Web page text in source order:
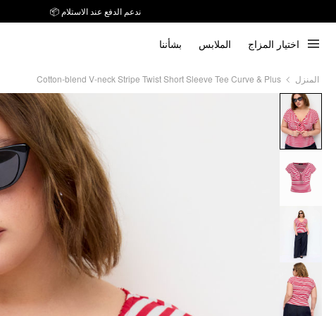
توصيل خلال 7 أيام إلى جميع دول الخليج
اختيار المزاج الملابس بشأننا
المنزل Cotton-blend V-neck Stripe Twist Short Sleeve Tee Curve & Plus